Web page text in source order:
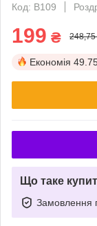
Код: B109
199 ₴ 248,75
Економія
Що таке
Замовлення